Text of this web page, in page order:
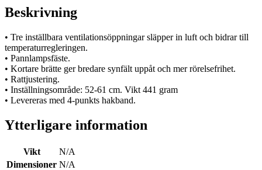
mängd
Beskrivning
• Tre inställbara ventilationsöppningar släpper in luft och bidrar till
temperaturregleringen.
• Pannlampsfäste.
• Kortare brätte ger bredare synfält uppåt och mer rörelsefrihet.
• Rattjustering.
• Inställningsområde: 52-61 cm. Vikt 441 gram
• Levereras med 4-punkts hakband.
Ytterligare information
Vikt
N/A
Dimensioner N/A